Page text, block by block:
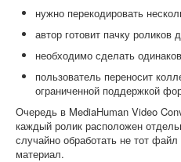
нужно перекодировать
автор готовит пачку роликов
необходимо сделать
пользователь переносит
ограниченной поддержкой
Очередь в MediaHuman Video
каждый ролик расположен
случайно обработать не тот
материал.